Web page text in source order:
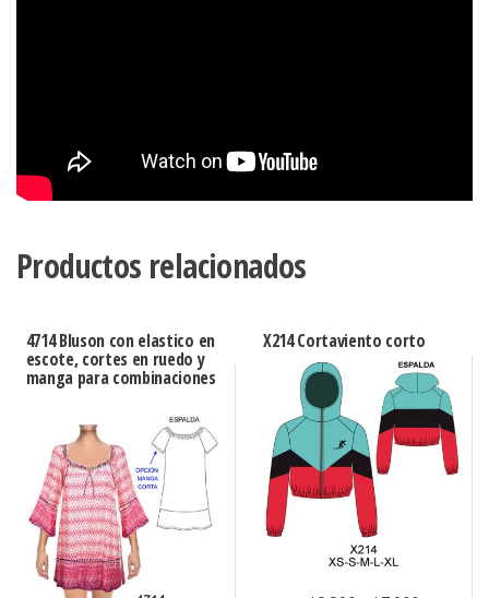
Productos relacionados
4714 Bluson con elastico en
escote, cortes en ruedo y
manga para combinaciones
X214 Cortaviento corto